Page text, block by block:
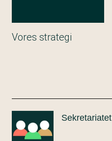
Vores strategi
Sekretariatet